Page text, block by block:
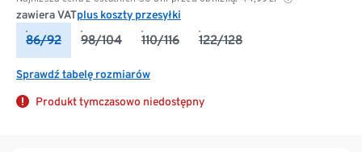
zawiera VATplus koszty przesyłki
86/92 98/104 110/116 122/128
Sprawdź tabelę rozmiarów
Produkt tymczasowo niedostępny